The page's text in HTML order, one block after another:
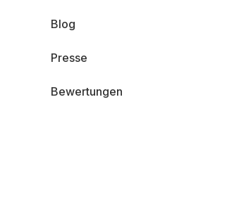
Blog
Presse
Bewertungen